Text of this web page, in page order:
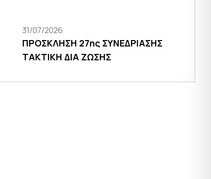
31/07/2026
ΠΡΟΣΚΛΗΣΗ 27ης ΣΥΝΕΔΡΙΑΣΗΣ
ΤΑΚΤΙΚΗ ΔΙΑ ΖΩΣΗΣ